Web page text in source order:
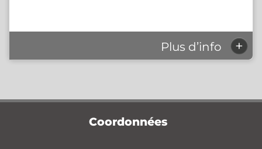
Plus d’info +
Coordonnées